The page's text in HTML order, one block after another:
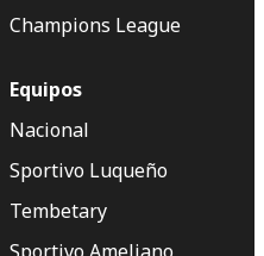
Champions League
Equipos
Nacional
Sportivo Luqueño
Tembetary